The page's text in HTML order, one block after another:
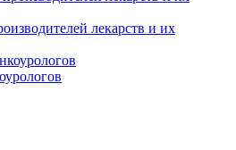
лекарств и их